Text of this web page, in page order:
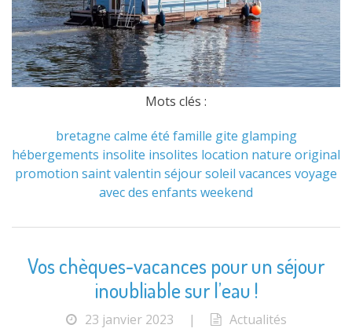
Mots clés :
bretagne calme été famille gite glamping
hébergements insolite insolites location nature original
promotion saint valentin séjoursoleil vacances voyage
avec des enfants weekend
Vos chèques-vacances pour un séjour
inoubliable sur l’eau !
23 janvier 2023 | Actualités